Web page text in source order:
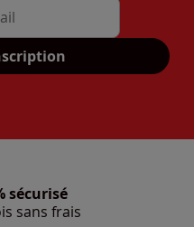
adresse mail
sécurisé
sans frais